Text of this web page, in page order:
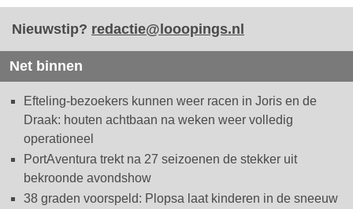
Nieuwstip? redactie@looopings.nl
Net binnen
Efteling-bezoekers kunnen weer racen in Joris en de
Draak: houten achtbaan na weken weer volledig
operationeel
PortAventura trekt na 27 seizoenen de stekker uit
bekroonde avondshow
38 graden voorspeld: Plopsa laat kinderen in de sneeuw